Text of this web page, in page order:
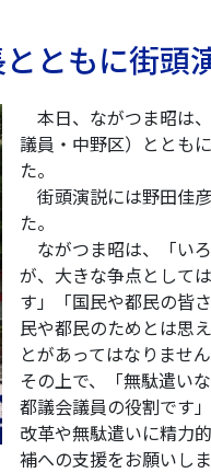
ともに街頭
本日、ながつま昭は
議員・中野区）ととも
た。
街頭演説には野田佳
た。
ながつま昭は、「い
が、大きな争点として
す」「国民や都民の皆
民や都民のためとは思
とがあってはなりませ
その上で、「無駄遣い
都議会議員の役割です
改革や無駄遣いに精力
補への支援をお願いしま